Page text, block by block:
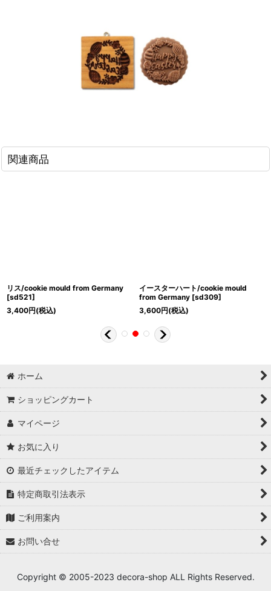
関連商品
リス/cookie mould from Germany
[sd521]
3,400円(税込)
イースターハート/cookie mould
from Germany [sd309]
3,600円(税込)
ホーム
ショッピングカート
マイページ
お気に入り
最近チェックしたアイテム
特定商取引法表示
ご利用案内
お問い合せ
Copyright © 2005-2023 decora-shop ALL Rights Reserved.